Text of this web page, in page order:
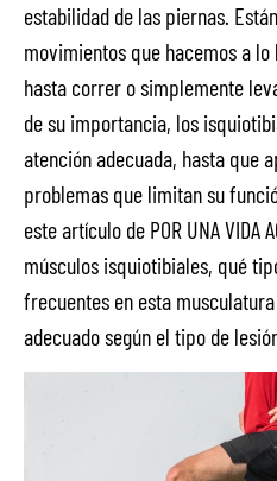
estabilidad de las piernas.
movimientos que hacemos a
hasta correr o simplemente
de su importancia, los
atención adecuada, hasta que
problemas que limitan su
este artículo de POR UNA VIDA
músculos isquiotibiales, qué
frecuentes en esta
adecuado según el tipo de